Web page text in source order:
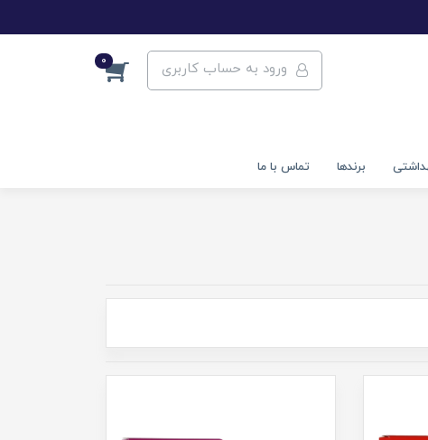
ورود به حساب کاربری 0
برندها تماس با ما